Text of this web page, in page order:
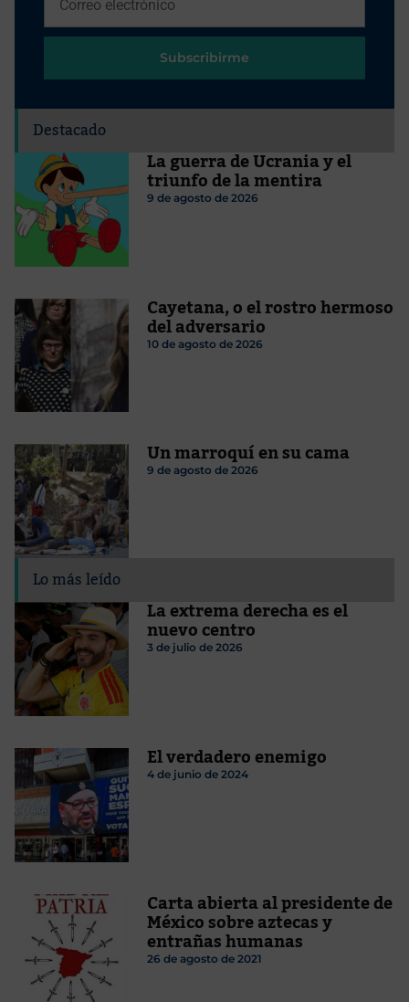
Subscribirme
Destacado
La guerra de Ucrania y el
triunfo de la mentira
9 de agosto de 2026
Cayetana, o el rostro hermoso
del adversario
10 de agosto de 2026
Un marroquí en su cama
9 de agosto de 2026
Lo más leído
La extrema derecha es el
nuevo centro
3 de julio de 2026
El verdadero enemigo
4 de junio de 2024
Carta abierta al presidente de
México sobre aztecas y
entrañas humanas
26 de agosto de 2021